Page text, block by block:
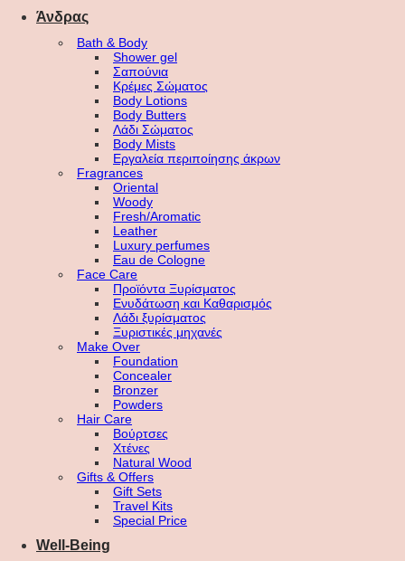
Άνδρας
Bath & Body
Shower gel
Σαπούνια
Κρέμες Σώματος
Body Lotions
Body Butters
Λάδι Σώματος
Body Mists
Εργαλεία περιποίησης άκρων
Fragrances
Oriental
Woody
Fresh/Aromatic
Leather
Luxury perfumes
Eau de Cologne
Face Care
Προϊόντα Ξυρίσματος
Ενυδάτωση και Καθαρισμός
Λάδι ξυρίσματος
Ξυριστικές μηχανές
Make Over
Foundation
Concealer
Bronzer
Powders
Hair Care
Βούρτσες
Χτένες
Natural Wood
Gifts & Offers
Gift Sets
Travel Kits
Special Price
Well-Being